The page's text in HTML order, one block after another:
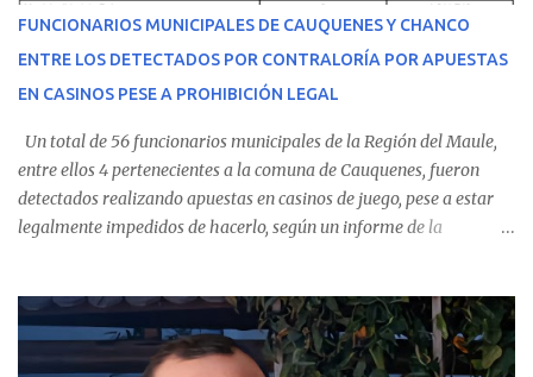
recibir atención especializada en el centro de destino. Apenas se
conoció la gravedad de su condición, sus padres —residentes en
Villarrica— se trasladaron a Cauquenes con la esperanza de una
evolución favorable. No obstante, alrededo...
FUNCIONARIOS MUNICIPALES DE CAUQUENES Y CHANCO
ENTRE LOS DETECTADOS POR CONTRALORÍA POR APUESTAS
EN CASINOS PESE A PROHIBICIÓN LEGAL
Un total de 56 funcionarios municipales de la Región del Maule,
entre ellos 4 pertenecientes a la comuna de Cauquenes, fueron
detectados realizando apuestas en casinos de juego, pese a estar
legalmente impedidos de hacerlo, según un informe de la
estableció que estos funcionarios —quienes administran o
custodian fondos públicos— efectuaron transacciones por un
monto total de $116.075.918 entre enero de 2024 y junio de 2025.